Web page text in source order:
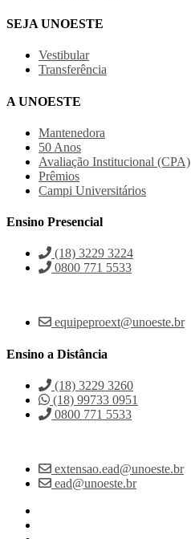
SEJA UNOESTE
Vestibular
Transferência
A UNOESTE
Mantenedora
50 Anos
Avaliação Institucional (CPA)
Prêmios
Campi Universitários
Ensino Presencial
(18) 3229 3224
0800 771 5533
equipeproext@unoeste.br
Ensino a Distância
(18) 3229 3260
(18) 99733 0951
0800 771 5533
extensao.ead@unoeste.br
ead@unoeste.br